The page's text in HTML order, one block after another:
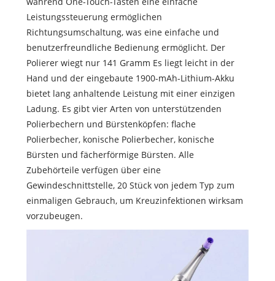
Leistungssteuerung ermöglichen
Richtungsumschaltung, was eine einfache und
benutzerfreundliche Bedienung ermöglicht. Der
Polierer wiegt nur 141 Gramm Es liegt leicht in der
Hand und der eingebaute 1900-mAh-Lithium-Akku
bietet lang anhaltende Leistung mit einer einzigen
Ladung. Es gibt vier Arten von unterstützenden
Polierbechern und Bürstenköpfen: flache
Polierbecher, konische Polierbecher, konische
Bürsten und fächerförmige Bürsten. Alle
Zubehörteile verfügen über eine
Gewindeschnittstelle, 20 Stück von jedem Typ zum
einmaligen Gebrauch, um Kreuzinfektionen wirksam
vorzubeugen.